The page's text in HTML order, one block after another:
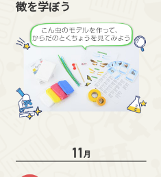
徴を学ぼう